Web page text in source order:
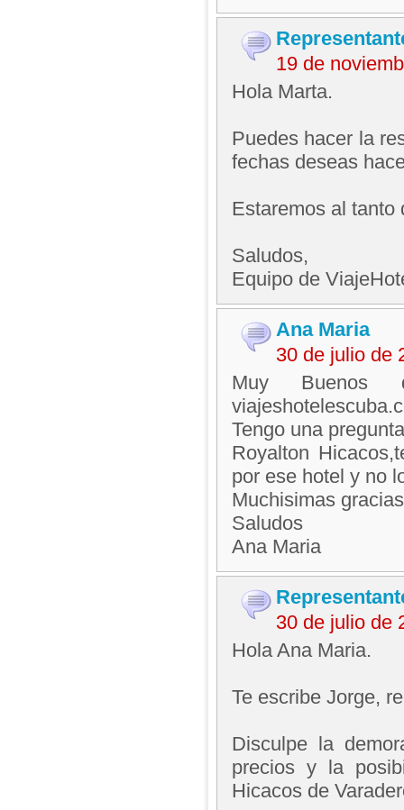
19 de
Hola Marta.
Puedes hacer la
fechas deseas
Estaremos al tanto
Saludos,
Equipo de
Ana Maria
30 de julio de
Muy Buenos
Tengo una
Royalton
por ese hotel y no
Muchisimas
Saludos
Ana Maria
30 de julio de
Hola Ana Maria.
Te escribe Jorge,
Disculpe la
precios y la
Hicacos de